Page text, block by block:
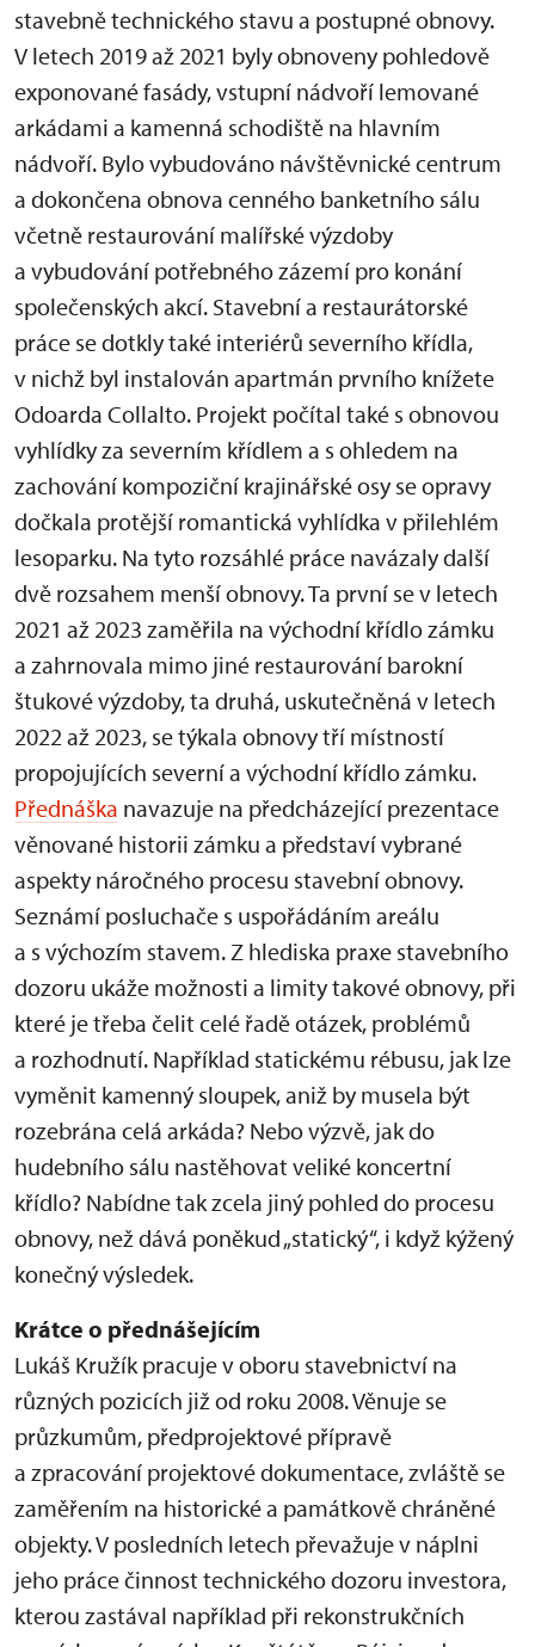
stavebně technického stavu a postupné obnovy.
V letech 2019 až 2021 byly obnoveny pohledově
exponované fasády, vstupní nádvoří lemované
arkádami a kamenná schodiště na hlavním
nádvoří. Bylo vybudováno návštěvnické centrum
a dokončena obnova cenného banketního sálu
včetně restaurování malířské výzdoby
a vybudování potřebného zázemí pro konání
společenských akcí. Stavební a restaurátorské
práce se dotkly také interiérů severního křídla,
v nichž byl instalován apartmán prvního knížete
Odoarda Collalto. Projekt počítal také s obnovou
vyhlídky za severním křídlem a s ohledem na
zachování kompoziční krajinářské osy se opravy
dočkala protější romantická vyhlídka v přilehlém
lesoparku. Na tyto rozsáhlé práce navázaly další
dvě rozsahem menší obnovy. Ta první se v letech
2021 až 2023 zaměřila na východní křídlo zámku
a zahrnovala mimo jiné restaurování barokní
štukové výzdoby, ta druhá, uskutečněná v letech
2022 až 2023, se týkala obnovy tří místností
propojujících severní a východní křídlo zámku.
Přednáška navazuje na předcházející prezentace
věnované historii zámku a představí vybrané
aspekty náročného procesu stavební obnovy.
Seznámí posluchače s uspořádáním areálu
a s výchozím stavem. Z hlediska praxe stavebního
dozoru ukáže možnosti a limity takové obnovy, při
které je třeba čelit celé řadě otázek, problémů
a rozhodnutí. Například statickému rébusu, jak lze
vyměnit kamenný sloupek, aniž by musela být
rozebrána celá arkáda? Nebo výzvě, jak do
hudebního sálu nastěhovat veliké koncertní
křídlo? Nabídne tak zcela jiný pohled do procesu
obnovy, než dává poněkud „statický“, i když kýžený
konečný výsledek.
Krátce o přednášejícím
Lukáš Kružík pracuje v oboru stavebnictví na
různých pozicích již od roku 2008. Věnuje se
průzkumům, předprojektové přípravě
a zpracování projektové dokumentace, zvláště se
zaměřením na historické a památkově chráněné
objekty. V posledních letech převažuje v náplni
jeho práce činnost technického dozoru investora,
kterou zastával například při rekonstrukčních